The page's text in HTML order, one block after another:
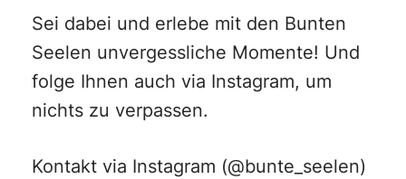
Sei dabei und erlebe mit den Bunten
Seelen unvergessliche Momente! Und
folge Ihnen auch via Instagram, um
nichts zu verpassen.
Kontakt via Instagram (@bunte_seelen)